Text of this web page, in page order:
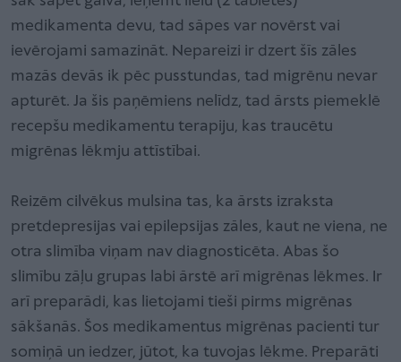
medikamenta devu, tad sāpes var novērst vai
ievērojami samazināt. Nepareizi ir dzert šīs zāles
mazās devās ik pēc pusstundas, tad migrēnu nevar
apturēt. Ja šis paņēmiens nelīdz, tad ārsts piemeklē
recepšu medikamentu terapiju, kas traucētu
migrēnas lēkmju attīstībai.
Reizēm cilvēkus mulsina tas, ka ārsts izraksta
pretdepresijas vai epilepsijas zāles, kaut ne viena, ne
otra slimība viņam nav diagnosticēta. Abas šo
slimību zāļu grupas labi ārstē arī migrēnas lēkmes. Ir
arī preparādi, kas lietojami tieši pirms migrēnas
sākšanās. Šos medikamentus migrēnas pacienti tur
somiņā un iedzer, jūtot, ka tuvojas lēkme. Preparāti